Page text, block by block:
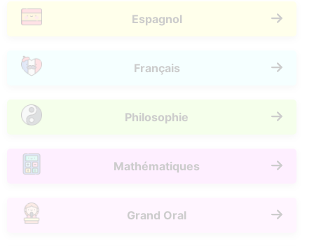
Espagnol
Français
Philosophie
Mathématiques
Grand Oral